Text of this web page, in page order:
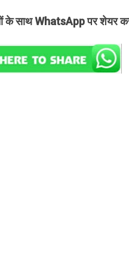
के साथ WhatsApp पर शेयर